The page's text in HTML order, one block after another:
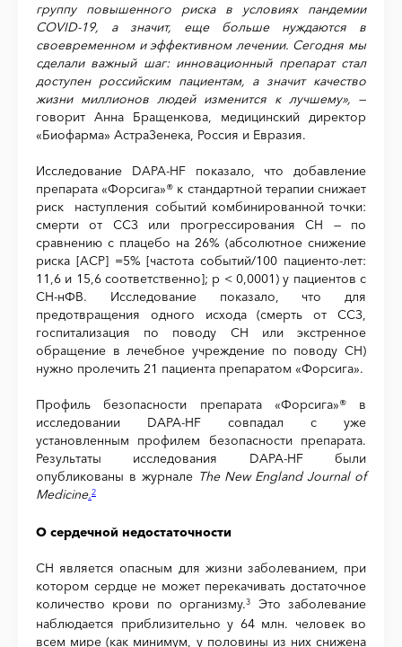
группу повышенного риска в условиях пандемии
COVID-19, а значит, еще больше нуждаются в
своевременном и эффективном лечении. Сегодня мы
сделали важный шаг: инновационный препарат стал
доступенроссийским пациентам, а значит качество
жизни миллионов людей изменится к лучшему», —
говорит Анна Бращенкова, медицинский директор
«Биофарма» АстраЗенека, Россия и Евразия.
Исследование DAPA-HF показало, что добавление
препарата «Форсига»® к стандартной терапии снижает
риск наступления событий комбинированной точки:
смерти от ССЗ или прогрессирования СН — по
сравнению с плацебо на 26% (абсолютное снижение
риска [АСР] =5% [частота событий/100 пациенто-лет:
11,6 и 15,6 соответственно]; p < 0,0001) у пациентов с
СН-нФВ. Исследование показало, что для
предотвращения одного исхода (смерть от ССЗ,
госпитализация по поводу СН или экстренное
обращение в лечебное учреждение по поводу СН)
нужно пролечить 21 пациента препаратом «Форсига».
Профиль безопасности препарата «Форсига»® в
исследовании DAPA-HF совпадал с уже
установленным профилем безопасности препарата.
Результаты исследования DAPA-HF были
опубликованы в журнале The New England Journal of
Medicine.2
О сердечной недостаточности
СН является опасным для жизни заболеванием, при
котором сердце не может перекачивать достаточное
количество крови по организму.3
Это заболевание
наблюдается приблизительно у 64 млн. человек во
всем мире (как минимум, у половины из них снижена